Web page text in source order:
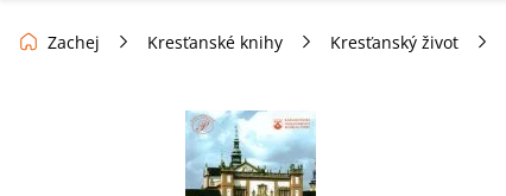
Zachej Kresťanské knihy Kresťanský život